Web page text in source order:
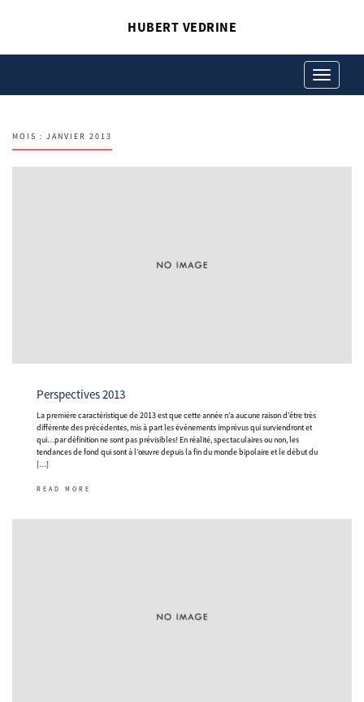
HUBERT VEDRINE
Toggle
navigation
MOIS : JANVIER 2013
Perspectives 2013
La première caractéristique de 2013 est que cette année n’a aucune raison d’être très
différente des précédentes, mis à part les événements imprévus qui surviendront et
qui…par définition ne sont pas prévisibles! En réalité, spectaculaires ou non, les
tendances de fond qui sont à l’œuvre depuis la fin du monde bipolaire et le début du
[…]
READ MORE